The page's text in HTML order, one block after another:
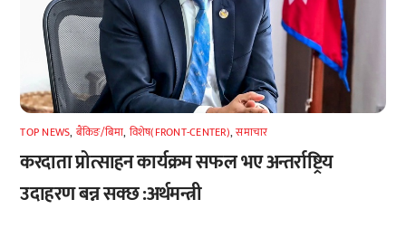
TOP NEWS, बैंकिङ/बिमा, विशेष(FRONT-CENTER),समाचार
करदाता प्रोत्साहन कार्यक्रम सफल भए अन्तर्राष्ट्रिय
उदाहरण बन्न सक्छ :अर्थमन्त्री